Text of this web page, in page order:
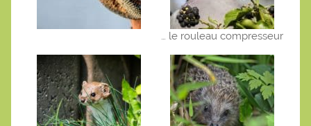
… le rouleau compresseur